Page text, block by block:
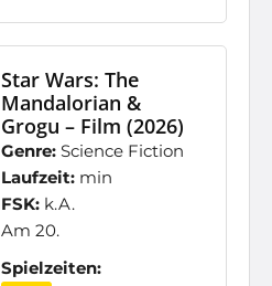
Star Wars: The
Mandalorian &
Grogu – Film (2026)
Genre: Science Fiction
Laufzeit: min
FSK: k.A.
Am 20.
Spielzeiten: